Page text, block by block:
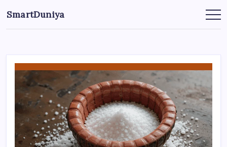
লেখায়
যান
SmartDuniya
Be
&
fitness